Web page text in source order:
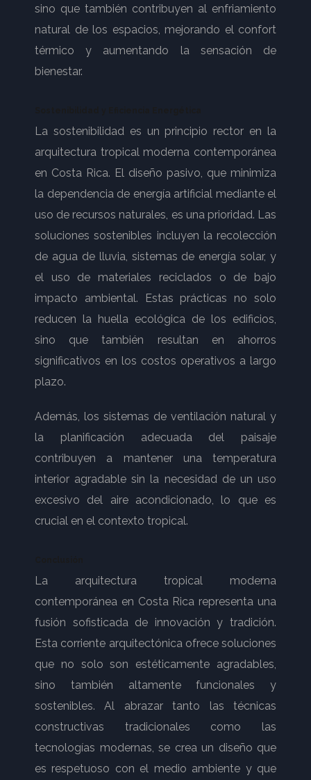
sino que también contribuyen al enfriamiento
natural de los espacios, mejorando el confort
térmico y aumentando la sensación de
bienestar.
La sostenibilidad es un principio rector en la
arquitectura tropical moderna contemporánea
en Costa Rica. El diseño pasivo, que minimiza
la dependencia de energía artificial mediante el
uso de recursos naturales, es una prioridad. Las
soluciones sostenibles incluyen la recolección
de agua de lluvia, sistemas de energía solar, y
el uso de materiales reciclados o de bajo
impacto ambiental. Estas prácticas no solo
reducen la huella ecológica de los edificios,
sino que también resultan en ahorros
significativos en los costos operativos a largo
plazo.
Además, los sistemas de ventilación natural y
la planificación adecuada del paisaje
contribuyen a mantener una temperatura
interior agradable sin la necesidad de un uso
excesivo del aire acondicionado, lo que es
crucial en el contexto tropical.
La arquitectura tropical moderna
contemporánea en Costa Rica representa una
fusión sofisticada de innovación y tradición.
Esta corriente arquitectónica ofrece soluciones
que no solo son estéticamente agradables,
sino también altamente funcionales y
sostenibles. Al abrazar tanto las técnicas
constructivas tradicionales como las
tecnologías modernas, se crea un diseño que
es respetuoso con el medio ambiente y que